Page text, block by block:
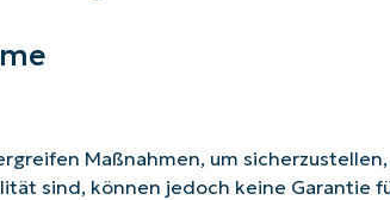
Maßnahmen, um
sind, können jedoch keine Garantie